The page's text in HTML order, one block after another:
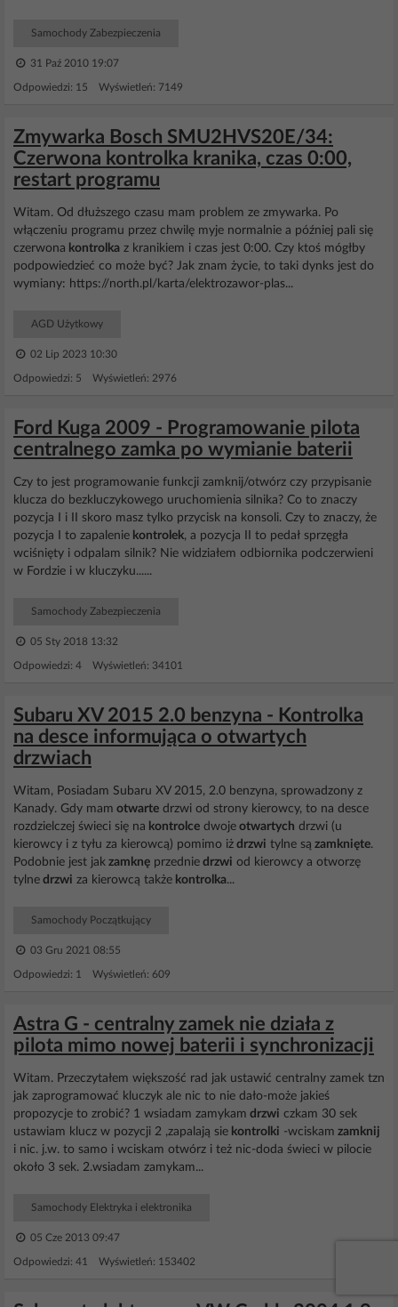
Samochody Zabezpieczenia
31 Paź 2010 19:07
Odpowiedzi: 15 Wyświetleń: 7149
Zmywarka Bosch SMU2HVS20E/34:
Czerwona kontrolka kranika, czas 0:00,
restart programu
Witam. Od dłuższego czasu mam problem ze zmywarka. Po
włączeniu programu przez chwilę myje normalnie a później pali się
czerwona kontrolka z kranikiem i czas jest 0:00. Czy ktoś mógłby
podpowiedzieć co może być? Jak znam życie, to taki dynks jest do
wymiany: https://north.pl/karta/elektrozawor-plas...
AGD Użytkowy
02 Lip 2023 10:30
Odpowiedzi: 5 Wyświetleń: 2976
Ford Kuga 2009 - Programowanie pilota
centralnego zamka po wymianie baterii
Czy to jest programowanie funkcji zamknij/otwórz czy przypisanie
klucza do bezkluczykowego uruchomienia silnika? Co to znaczy
pozycja I i II skoro masz tylko przycisk na konsoli. Czy to znaczy, że
pozycja I to zapalenie kontrolek, a pozycja II to pedał sprzęgła
wciśnięty i odpalam silnik? Nie widziałem odbiornika podczerwieni
w Fordzie i w kluczyku......
Samochody Zabezpieczenia
05 Sty 2018 13:32
Odpowiedzi: 4 Wyświetleń: 34101
Subaru XV 2015 2.0 benzyna - Kontrolka
na desce informująca o otwartych
drzwiach
Witam, Posiadam Subaru XV 2015, 2.0 benzyna, sprowadzony z
Kanady. Gdy mam otwarte drzwi od strony kierowcy, to na desce
rozdzielczej świeci się na kontrolce dwoje otwartych drzwi (u
kierowcy i z tyłu za kierowcą) pomimo iż drzwi tylne są zamknięte.
Podobnie jest jak zamknę przednie drzwi od kierowcy a otworzę
tylne drzwi za kierowcą także kontrolka...
Samochody Początkujący
03 Gru 2021 08:55
Odpowiedzi: 1 Wyświetleń: 609
Astra G - centralny zamek nie działa z
pilota mimo nowej baterii i synchronizacji
Witam. Przeczytałem większość rad jak ustawić centralny zamek tzn
jak zaprogramować kluczyk ale nic to nie dało-może jakieś
propozycje to zrobić? 1 wsiadam zamykam drzwi czkam 30 sek
ustawiam klucz w pozycji 2 ,zapalają sie kontrolki -wciskam zamknij
i nic. j.w. to samo i wciskam otwórz i też nic-doda świeci w pilocie
około 3 sek. 2.wsiadam zamykam...
Samochody Elektryka i elektronika
05 Cze 2013 09:47
Odpowiedzi: 41 Wyświetleń: 153402